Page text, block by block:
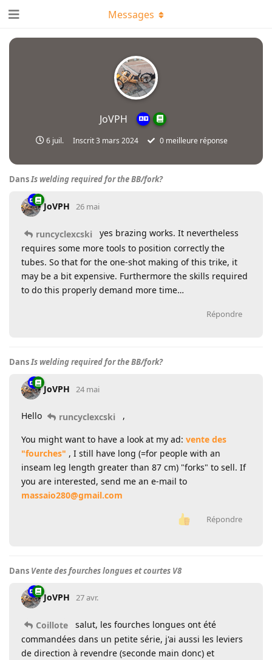
JoVPH
6 juil. Inscrit3 mars 2024 0meilleure réponse
Messages
DansIs welding required for the BB/fork?
JoVPH 26 mai
runcyclexcski
yes brazing works. It nevertheless
requires some more tools to position correctly the
tubes. So that for the one-shot making of this trike, it
may be a bit expensive. Furthermore the skills required
to do this properly demand more time…
Répondre
DansIs welding required for the BB/fork?
JoVPH 24 mai
Hello runcyclexcski ,
You might want to have a look at my ad: vente des
"fourches" , I still have long (=for people with an
inseam leg length greater than 87 cm) "forks" to sell. If
you are interested, send me an e-mail to
massaio280@gmail.com
Répondre
Dans Vente des fourches longues et courtes V8
JoVPH 27 avr.
Coillote
salut, les fourches longues ont été
commandées dans un petite série, j'ai aussi les leviers
de direction à revendre (seconde main donc) et